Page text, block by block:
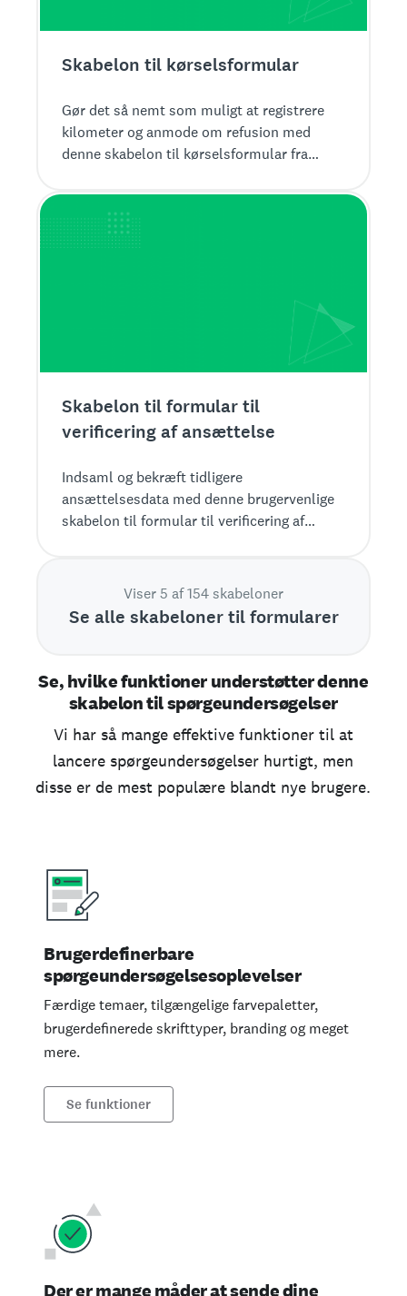
Skabelon til kørselsformular
Gør det så nemt som muligt at registrere
kilometer og anmode om refusion med
denne skabelon til kørselsformular fra
Skabelon til formular til
verificering af ansættelse
Indsaml og bekræft tidligere
ansættelsesdata med denne brugervenlige
skabelon til formular til verificering af
Viser 5 af 154 skabeloner
Se alle skabeloner til formularer
Se, hvilke funktioner understøtter denne
skabelon til spørgeundersøgelser
Vi har så mange effektive funktioner til at
lancere spørgeundersøgelser hurtigt, men
disse er de mest populære blandt nye brugere.
Brugerdefinerbare
spørgeundersøgelsesoplevelser
Færdige temaer, tilgængelige farvepaletter,
brugerdefinerede skrifttyper, branding og meget
mere.
Se funktioner
Der er mange måder at sende dine